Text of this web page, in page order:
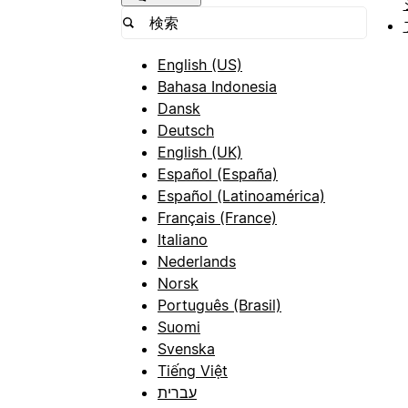
English (US)
Bahasa Indonesia
Dansk
Deutsch
English (UK)
Español (España)
Español (Latinoamérica)
Français (France)
Italiano
Nederlands
Norsk
Português (Brasil)
Suomi
Svenska
Tiếng Việt
עברית